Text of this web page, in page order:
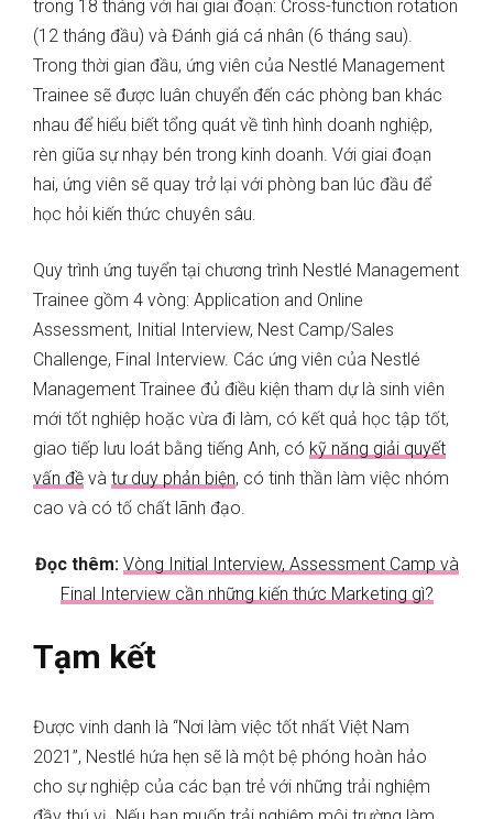
trong 18 tháng với hai giai đoạn: Cross-function rotation
(12 tháng đầu) và Đánh giá cá nhân (6 tháng sau).
Trong thời gian đầu, ứng viên của Nestlé Management
Trainee sẽ được luân chuyển đến các phòng ban khác
nhau để hiểu biết tổng quát về tình hình doanh nghiệp,
rèn giũa sự nhạy bén trong kinh doanh. Với giai đoạn
hai, ứng viên sẽ quay trở lại với phòng ban lúc đầu để
học hỏi kiến thức chuyên sâu.
Quy trình ứng tuyển tại chương trình Nestlé Management
Trainee gồm 4 vòng: Application and Online
Assessment, Initial Interview, Nest Camp/Sales
Challenge, Final Interview. Các ứng viên của Nestlé
Management Trainee đủ điều kiện tham dự là sinh viên
mới tốt nghiệp hoặc vừa đi làm, có kết quả học tập tốt,
giao tiếp lưu loát bằng tiếng Anh, có kỹ năng giải quyết
vấn đề và tư duy phản biện, có tinh thần làm việc nhóm
cao và có tố chất lãnh đạo.
Đọc thêm: Vòng Initial Interview, Assessment Camp và
Final Interview cần những kiến thức Marketing gì?
Tạm kết
Được vinh danh là “Nơi làm việc tốt nhất Việt Nam
2021”, Nestlé hứa hẹn sẽ là một bệ phóng hoàn hảo
cho sự nghiệp của các bạn trẻ với những trải nghiệm